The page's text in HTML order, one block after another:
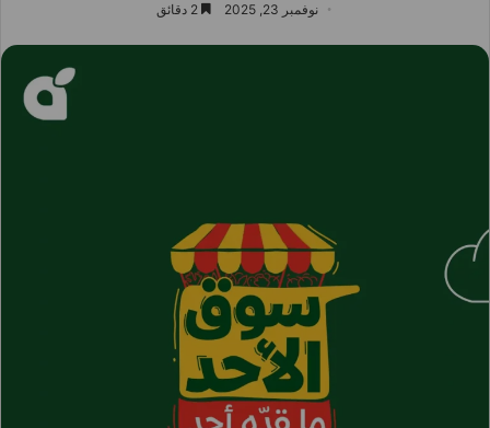
نوفمبر 23, 2025 2 دقائق